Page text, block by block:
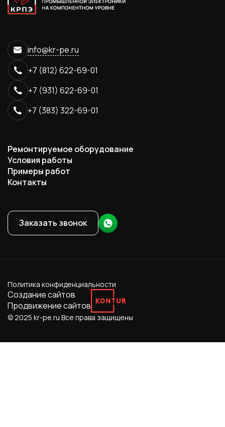
info@kr-pe.ru
+7 (812) 622-69-01
+7 (931) 622-69-01
+7 (383) 322-69-01
Ремонтируемое оборудование
Условия работы
Примеры работ
Контакты
Заказать звонок
Политика конфиденциальности
Создание сайтов
Продвижение сайтов
© 2025 kr-pe.ru Все права защищены